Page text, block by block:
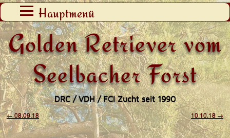
Golden Retriever vom
Seelbacher Forst
DRC / VDH / FCI Zucht seit 1990
Hauptmenü
Zum
Inhalt
springen
Beitragsnavigation
←08.09.18 10.10.18→